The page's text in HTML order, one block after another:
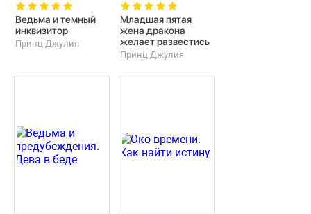
Ведьма и темный
инквизитор
Принц Джулия
Младшая пятая
жена дракона
желает развестись
Принц Джулия